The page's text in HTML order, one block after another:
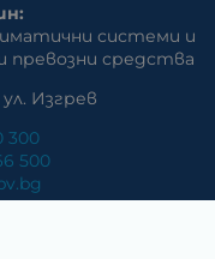
системи и
превозни средства
Изгрев
300
500